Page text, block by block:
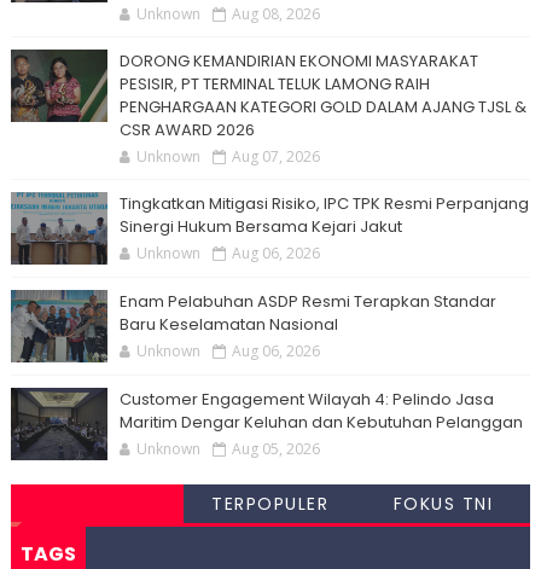
Unknown Aug 08, 2026
DORONG KEMANDIRIAN EKONOMI MASYARAKAT
PESISIR, PT TERMINAL TELUK LAMONG RAIH
PENGHARGAAN KATEGORI GOLD DALAM AJANG TJSL &
CSR AWARD 2026
Unknown Aug 07, 2026
Tingkatkan Mitigasi Risiko, IPC TPK Resmi Perpanjang
Sinergi Hukum Bersama Kejari Jakut
Unknown Aug 06, 2026
Enam Pelabuhan ASDP Resmi Terapkan Standar
Baru Keselamatan Nasional
Unknown Aug 06, 2026
Customer Engagement Wilayah 4: Pelindo Jasa
Maritim Dengar Keluhan dan Kebutuhan Pelanggan
Unknown Aug 05, 2026
TERPOPULER FOKUS TNI
TAGS